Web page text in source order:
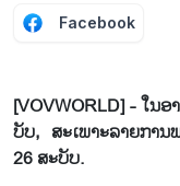
Facebook
[VOVWORLD] - ໃນ​
ບັບ, ສະ​ເພາະ​ລາຍກາ
26 ສະ​ບັບ​.